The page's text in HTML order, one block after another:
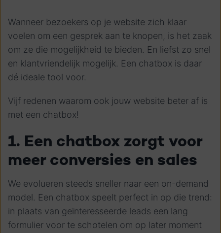
Wanneer bezoekers op je website zich klaar
voelen om een gesprek aan te knopen, is het zaak
om ze die mogelijkheid te bieden. En liefst zo snel
en klantvriendelijk mogelijk. Een chatbox is daar
dé ideale tool voor.
Vijf redenen waarom ook jouw website beter af is
met een chatbox!
1. Een chatbox zorgt voor
meer conversies en sales
We evolueren steeds sneller naar een on-demand
model. Een chatbox speelt perfect in op die trend:
in plaats van geïnteresseerde leads een lang
formulier voor te schotelen om op later moment